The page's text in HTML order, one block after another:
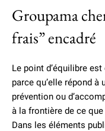
Groupama
frais” encadré
Le point d’équilibre
parce qu’elle répond à
prévention ou
à la frontière de ce
Dans les éléments